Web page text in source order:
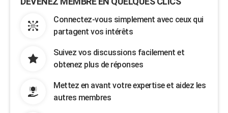
Connectez-vous simplement avec ceux qui
partagent vos intérêts
Suivez vos discussions facilement et
obtenez plus de réponses
Mettez en avant votre expertise et aidez les
autres membres